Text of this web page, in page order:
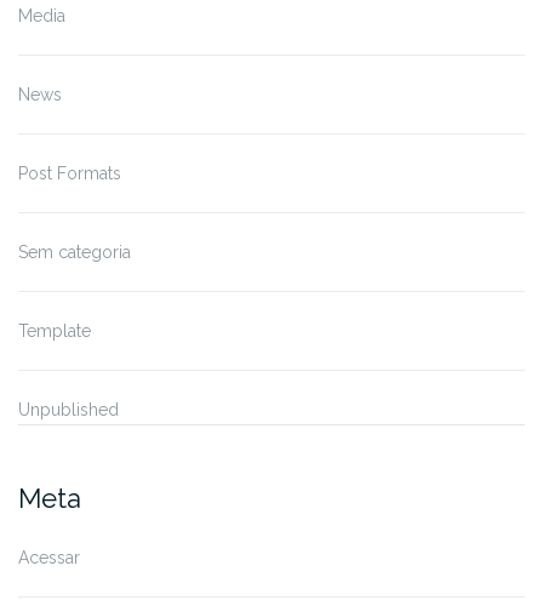
Media
News
Post Formats
Sem categoria
Template
Unpublished
Meta
Acessar